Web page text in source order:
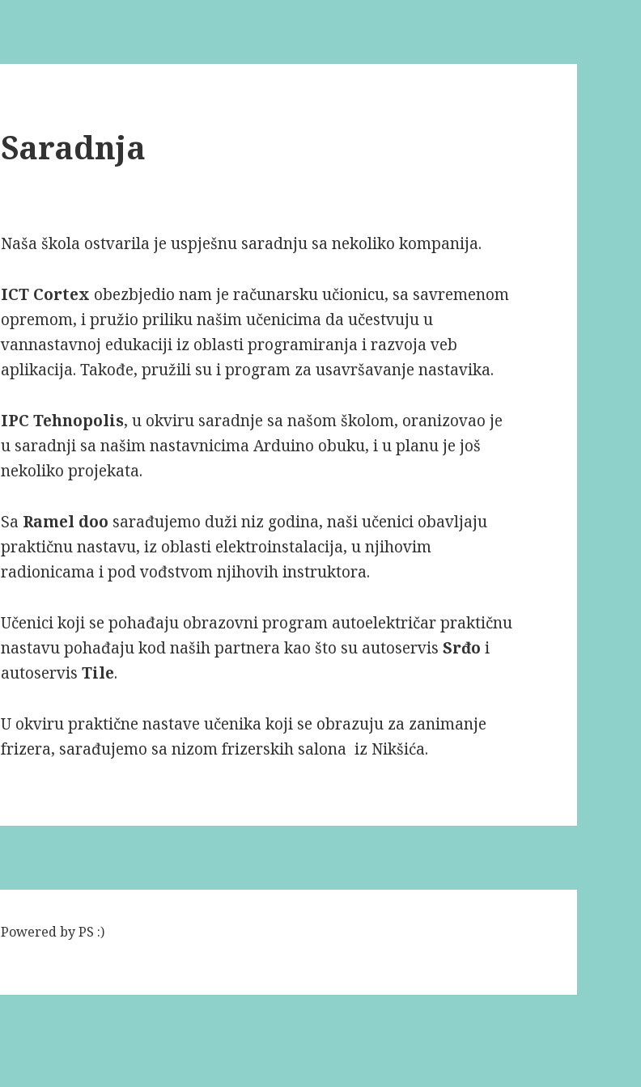
Saradnja
Naša škola ostvarila je uspješnu saradnju sa nekoliko kompanija.
ICT Cortex obezbjedio nam je računarsku učionicu, sa savremenom
opremom, i pružio priliku našim učenicima da učestvuju u
vannastavnoj edukaciji iz oblasti programiranja i razvoja veb
aplikacija. Takođe, pružili su i program za usavršavanje nastavika.
IPC Tehnopolis, u okviru saradnje sa našom školom, oranizovao je
u saradnji sa našim nastavnicima Arduino obuku, i u planu je još
nekoliko projekata.
Sa Ramel doo sarađujemo duži niz godina, naši učenici obavljaju
praktičnu nastavu, iz oblasti elektroinstalacija, u njihovim
radionicama i pod vođstvom njihovih instruktora.
Učenici koji se pohađaju obrazovni program autoelektričar praktičnu
nastavu pohađaju kod naših partnera kao što su autoservisSrđo i
autoservisTile.
U okviru praktične nastave učenika koji se obrazuju za zanimanje
frizera, sarađujemo sa nizom frizerskih salona iz Nikšića.
Powered by PS :)